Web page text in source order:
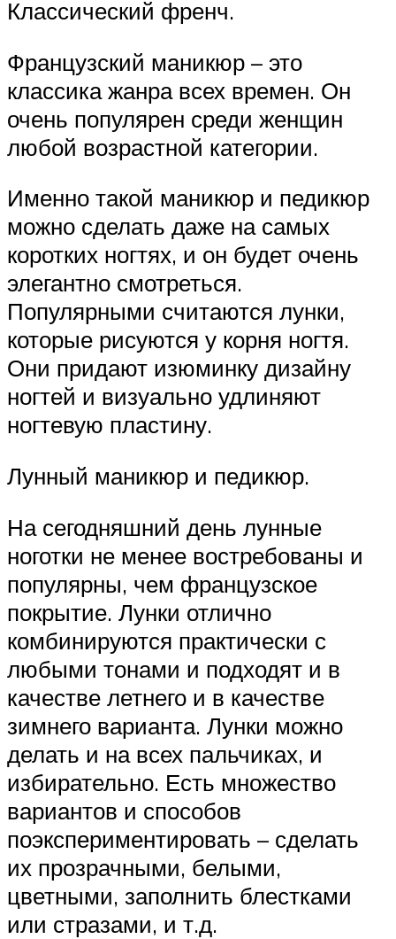
Классический френч.
Французский маникюр – это
классика жанра всех времен. Он
очень популярен среди женщин
любой возрастной категории.
Именно такой маникюр и педикюр
можно сделать даже на самых
коротких ногтях, и он будет очень
элегантно смотреться.
Популярными считаются лунки,
которые рисуются у корня ногтя.
Они придают изюминку дизайну
ногтей и визуально удлиняют
ногтевую пластину.
Лунный маникюр и педикюр.
На сегодняшний день лунные
ноготки не менее востребованы и
популярны, чем французское
покрытие. Лунки отлично
комбинируются практически с
любыми тонами и подходят и в
качестве летнего и в качестве
зимнего варианта. Лунки можно
делать и на всех пальчиках, и
избирательно. Есть множество
вариантов и способов
поэкспериментировать – сделать
их прозрачными, белыми,
цветными, заполнить блестками
или стразами, и т.д.